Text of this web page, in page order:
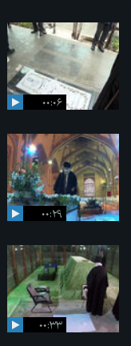
۰۰:۰۶
۰۰:۲۹
۰۰:۳۳